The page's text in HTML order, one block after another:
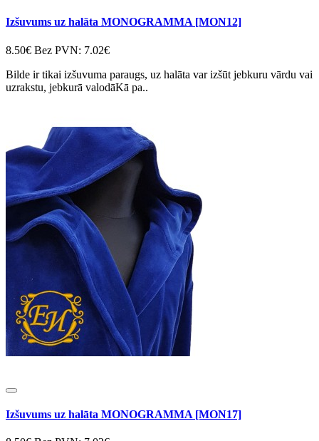
Izšuvums uz halāta MONOGRAMMA [MON12]
8.50€ Bez PVN: 7.02€
Bilde ir tikai izšuvuma paraugs, uz halāta var izšūt jebkuru vārdu vai
uzrakstu, jebkurā valodāKā pa..
Izšuvums uz halāta MONOGRAMMA [MON17]